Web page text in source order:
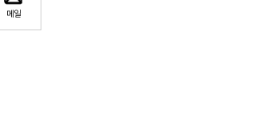
메일